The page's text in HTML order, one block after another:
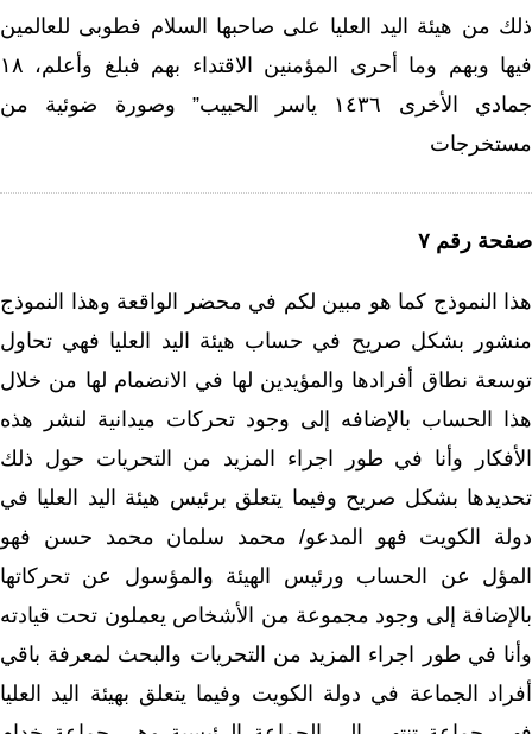
ذلك من هيئة اليد العليا على صاحبها السلام فطوبى للعالمين
فيها وبهم وما أحرى المؤمنين الاقتداء بهم فبلغ وأعلم، ١٨
جمادي الأخرى ١٤٣٦ ياسر الحبيب” وصورة ضوئية من
مستخرجات
صفحة رقم ٧
هذا النموذج كما هو مبين لكم في محضر الواقعة وهذا النموذج
منشور بشكل صريح في حساب هيئة اليد العليا فهي تحاول
توسعة نطاق أفرادها والمؤيدين لها في الانضمام لها من خلال
هذا الحساب بالإضافه إلى وجود تحركات ميدانية لنشر هذه
الأفكار وأنا في طور اجراء المزيد من التحريات حول ذلك
تحديدها بشكل صريح وفيما يتعلق برئيس هيئة اليد العليا في
دولة الكويت فهو المدعو/ محمد سلمان محمد حسن فهو
المؤل عن الحساب ورئيس الهيئة والمؤسول عن تحركاتها
بالإضافة إلى وجود مجموعة من الأشخاص يعملون تحت قيادته
وأنا في طور اجراء المزيد من التحريات والبحث لمعرفة باقي
أفراد الجماعة في دولة الكويت وفيما يتعلق بهيئة اليد العليا